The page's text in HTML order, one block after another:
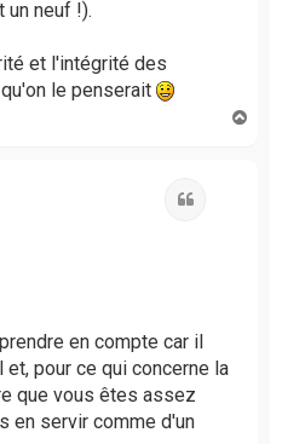
un neuf !).
et l'intégrité des
le penserait
en compte car il
pour ce qui concerne la
que vous êtes assez
en servir comme d'un